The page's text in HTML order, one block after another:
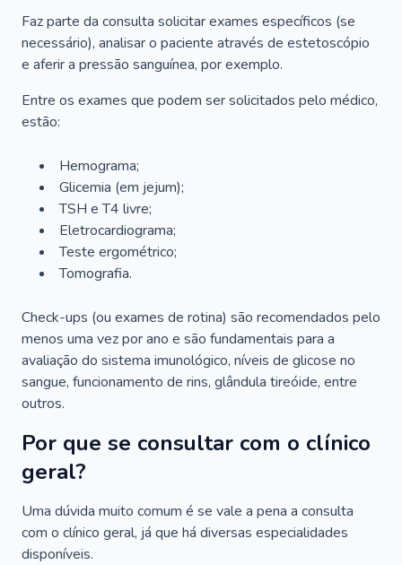
Faz parte da consulta solicitar exames específicos (se
necessário), analisar o paciente através de estetoscópio
e aferir a pressão sanguínea, por exemplo.
Entre os exames que podem ser solicitados pelo médico,
estão:
Hemograma;
Glicemia (em jejum);
TSH e T4 livre;
Eletrocardiograma;
Teste ergométrico;
Tomografia.
Check-ups (ou exames de rotina) são recomendados pelo
menos uma vez por ano e são fundamentais para a
avaliação do sistema imunológico, níveis de glicose no
sangue, funcionamento de rins, glândula tireóide, entre
outros.
Por que se consultar com o clínico
geral?
Uma dúvida muito comum é se vale a pena a consulta
com o clínico geral, já que há diversas especialidades
disponíveis.